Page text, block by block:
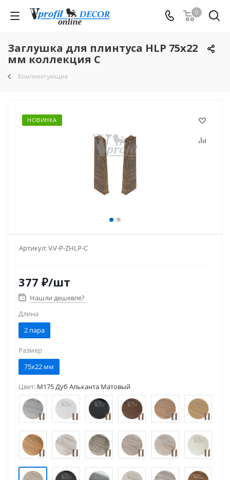
0
Заглушка для плинтуса HLP 75x22
мм коллекция C
Комплектующие
НОВИНКА
Артикул:V.V-P-ZHLP-C
377 ₽/шт
Нашли дешевле?
Длина
2 пара
Размер
75x22 мм
Цвет: M175 Дуб Альканта Матовый